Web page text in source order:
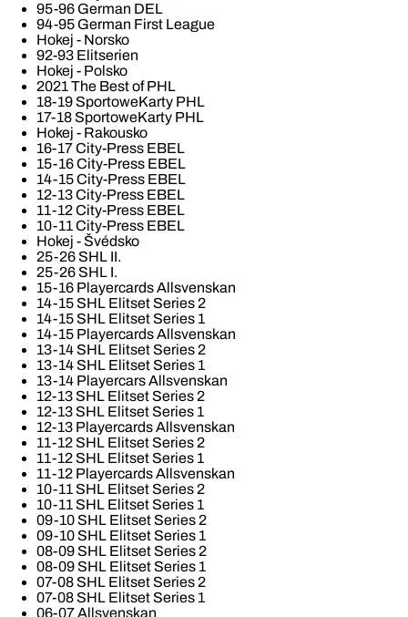
95-96 German DEL
94-95 German First League
Hokej - Norsko
92-93 Elitserien
Hokej - Polsko
2021 The Best of PHL
18-19 SportoweKarty PHL
17-18 SportoweKarty PHL
Hokej - Rakousko
16-17 City-Press EBEL
15-16 City-Press EBEL
14-15 City-Press EBEL
12-13 City-Press EBEL
11-12 City-Press EBEL
10-11 City-Press EBEL
Hokej - Švédsko
25-26 SHL II.
25-26 SHL I.
15-16 Playercards Allsvenskan
14-15 SHL Elitset Series 2
14-15 SHL Elitset Series 1
14-15 Playercards Allsvenskan
13-14 SHL Elitset Series 2
13-14 SHL Elitset Series 1
13-14 Playercars Allsvenskan
12-13 SHL Elitset Series 2
12-13 SHL Elitset Series 1
12-13 Playercards Allsvenskan
11-12 SHL Elitset Series 2
11-12 SHL Elitset Series 1
11-12 Playercards Allsvenskan
10-11 SHL Elitset Series 2
10-11 SHL Elitset Series 1
09-10 SHL Elitset Series 2
09-10 SHL Elitset Series 1
08-09 SHL Elitset Series 2
08-09 SHL Elitset Series 1
07-08 SHL Elitset Series 2
07-08 SHL Elitset Series 1
06-07 Allsvenskan